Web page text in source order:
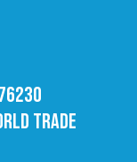
trade